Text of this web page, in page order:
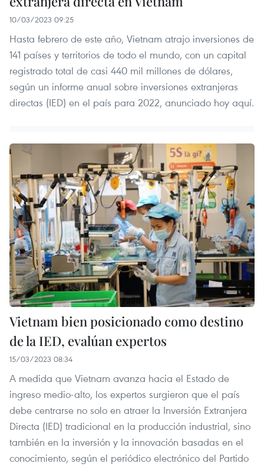
10/03/2023 09:25
Hasta febrero de este año, Vietnam atrajo inversiones de
141 países y territorios de todo el mundo, con un capital
registrado total de casi 440 mil millones de dólares,
según un informe anual sobre inversiones extranjeras
directas (IED) en el país para 2022, anunciado hoy aquí.
Vietnam bien posicionado como destino
de la IED, evalúan expertos
15/03/2023 08:34
A medida que Vietnam avanza hacia el Estado de
ingreso medio-alto, los expertos surgieron que el país
debe centrarse no solo en atraer la Inversión Extranjera
Directa (IED) tradicional en la producción industrial, sino
también en la inversión y la innovación basadas en el
conocimiento, según el periódico electrónico del Partido